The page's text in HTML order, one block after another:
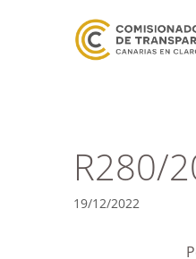
R280/
19/12/2022